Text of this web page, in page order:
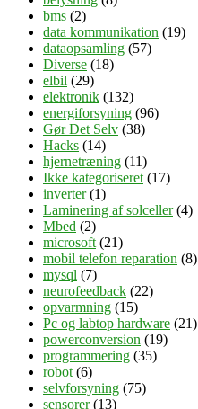
bms (2)
data kommunikation (19)
dataopsamling (57)
Diverse (18)
elbil (29)
elektronik (132)
energiforsyning (96)
Gør Det Selv (38)
Hacks (14)
hjernetræning (11)
Ikke kategoriseret(17)
inverter(1)
Laminering af solceller(4)
Mbed (2)
microsoft(21)
mobil telefon reparation (8)
mysql (7)
neurofeedback (22)
opvarmning (15)
Pc og labtop hardware (21)
powerconversion (19)
programmering (35)
robot(6)
selvforsyning (75)
sensorer(13)